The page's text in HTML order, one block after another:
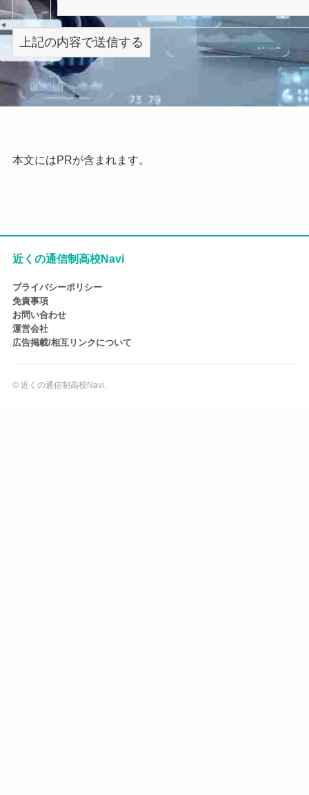
本文にはPRが含まれます。
近くの通信制高校Navi
プライバシーポリシー
免責事項
お問い合わせ
運営会社
広告掲載/相互リンクについて
© 近くの通信制高校Navi.